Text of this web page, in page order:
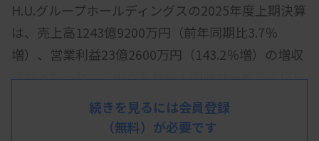
H.U.グループホールディングスの2025年度上期決算
は、売上高1243億9200万円（前年同期比3.7％
増）、営業利益23億2600万円（143.2％増）の増収
増益となった。このうち検査・関連サービスのLTS
事業の売上高は791億9000万円（3.5％増）で、遺
伝子関連検査などの伸びが増収に寄与した。
続きを見るには会員登録
（無料）が必要です